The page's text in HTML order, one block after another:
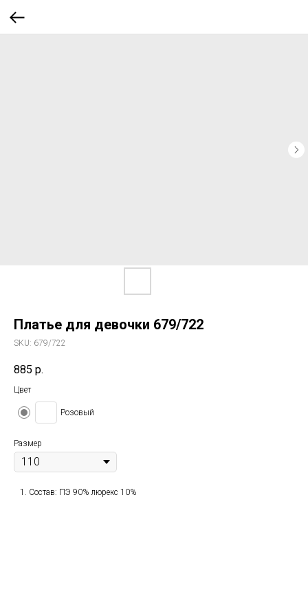
Платье для девочки 679/722
SKU: 679/722
885 р.
Цвет
Розовый
Размер
Состав: ПЭ 90% люрекс 10%